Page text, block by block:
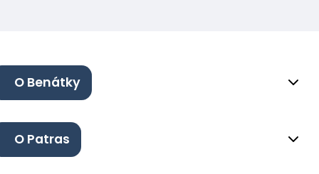
O Benátky
O Patras